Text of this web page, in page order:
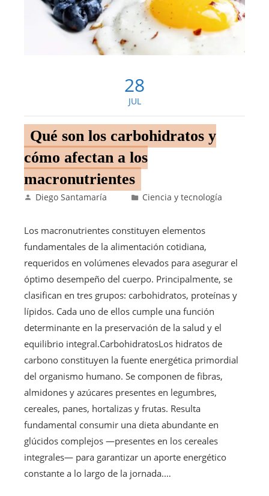
28
JUL
Qué son los carbohidratos y
cómo afectan a los
macronutrientes
Diego Santamaría Ciencia y tecnología
Los macronutrientes constituyen elementos
fundamentales de la alimentación cotidiana,
requeridos en volúmenes elevados para asegurar el
óptimo desempeño del cuerpo. Principalmente, se
clasifican en tres grupos: carbohidratos, proteínas y
lípidos. Cada uno de ellos cumple una función
determinante en la preservación de la salud y el
equilibrio integral.CarbohidratosLos hidratos de
carbono constituyen la fuente energética primordial
del organismo humano. Se componen de fibras,
almidones y azúcares presentes en legumbres,
cereales, panes, hortalizas y frutas. Resulta
fundamental consumir una dieta abundante en
glúcidos complejos —presentes en los cereales
integrales— para garantizar un aporte energético
constante a lo largo de la jornada.…